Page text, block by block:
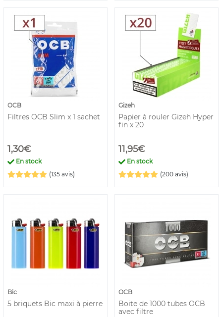
OCB
Filtres OCB Slim x 1 sachet
1,30€
En stock
(135 avis)
Gizeh
Papier à rouler Gizeh Hyper
fin x 20
11,95€
En stock
(200 avis)
Bic
5 briquets Bic maxi à pierre
OCB
Boite de 1000 tubes OCB
avec filtre